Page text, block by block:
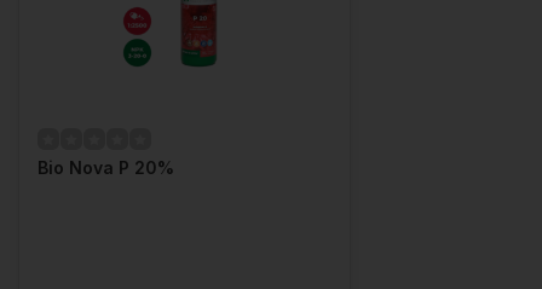
Bio Nova P 20%